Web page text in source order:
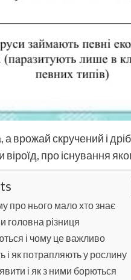
врожай скручений і
про існування
про нього мало хто знає
головна різниця
і чому це важливо
і як потрапляють у рослину
і як з ними борються